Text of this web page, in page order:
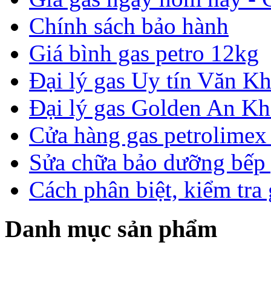
Chính sách bảo hành
Giá bình gas petro 12kg
Đại lý gas Uy tín Văn
Đại lý gas Golden An
Cửa hàng gas
Sửa chữa bảo dưỡng
Cách phân biệt, kiểm
Danh mục sản phẩm